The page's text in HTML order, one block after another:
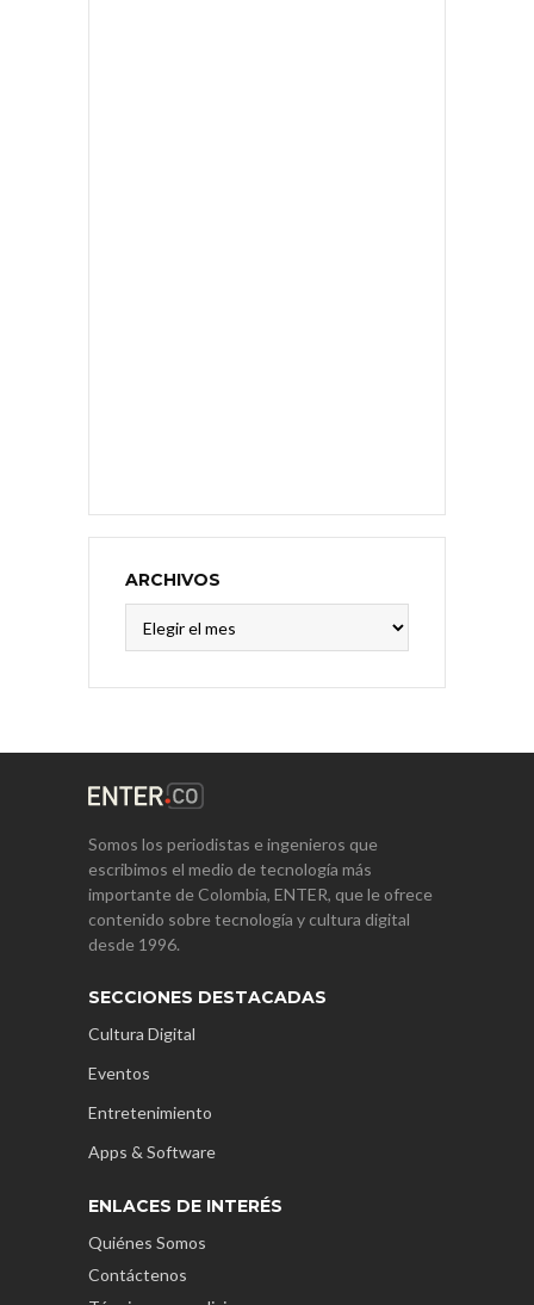
ARCHIVOS
Somos los periodistas e ingenieros que
escribimos el medio de tecnología más
importante de Colombia, ENTER, que le ofrece
contenido sobre tecnología y cultura digital
desde 1996.
SECCIONES DESTACADAS
Cultura Digital
Eventos
Entretenimiento
Apps & Software
ENLACES DE INTERÉS
Quiénes Somos
Contáctenos